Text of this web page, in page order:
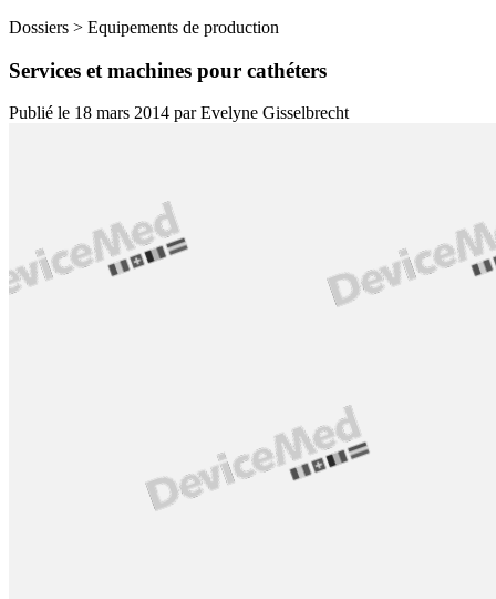
Dossiers > Equipements de production
Services et machines pour cathéters
Publié le 18 mars 2014 parEvelyne Gisselbrecht